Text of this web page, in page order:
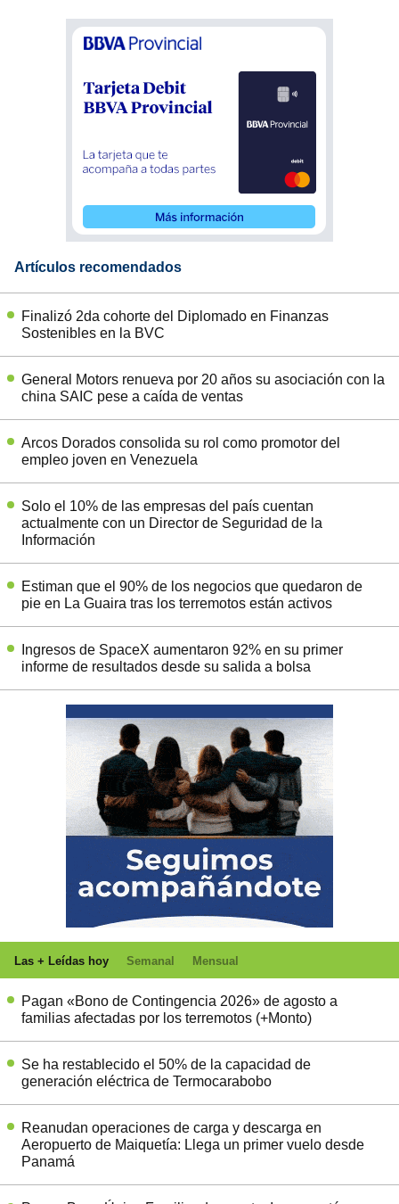
Artículos recomendados
Finalizó 2da cohorte del Diplomado en Finanzas
Sostenibles en la BVC
General Motors renueva por 20 años su asociación con la
china SAIC pese a caída de ventas
Arcos Dorados consolida su rol como promotor del
empleo joven en Venezuela
Solo el 10% de las empresas del país cuentan
actualmente con un Director de Seguridad de la
Información
Estiman que el 90% de los negocios que quedaron de
pie en La Guaira tras los terremotos están activos
Ingresos de SpaceX aumentaron 92% en su primer
informe de resultados desde su salida a bolsa
Las + Leídas hoy Semanal Mensual
Pagan «Bono de Contingencia 2026» de agosto a
familias afectadas por los terremotos (+Monto)
Se ha restablecido el 50% de la capacidad de
generación eléctrica de Termocarabobo
Reanudan operaciones de carga y descarga en
Aeropuerto de Maiquetía: Llega un primer vuelo desde
Panamá